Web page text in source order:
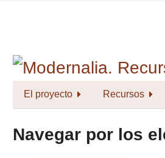
El proyecto Recursos
Navegar por los